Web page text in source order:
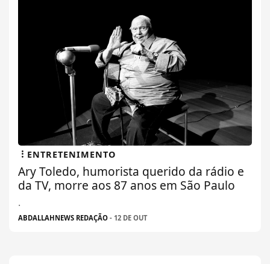
ENTRETENIMENTO
Ary Toledo, humorista querido da rádio e
da TV, morre aos 87 anos em São Paulo
.
ABDALLAHNEWS REDAÇÃO - 12 DE OUT